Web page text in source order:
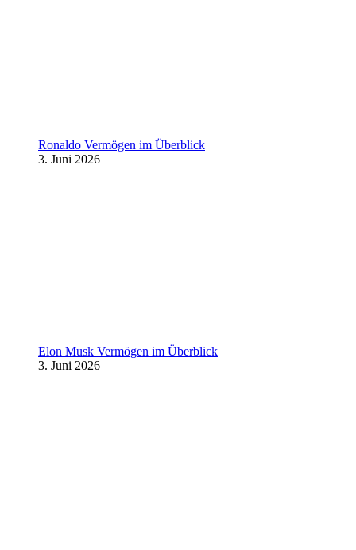
Ronaldo Vermögen im Überblick
3. Juni 2026
Elon Musk Vermögen im Überblick
3. Juni 2026